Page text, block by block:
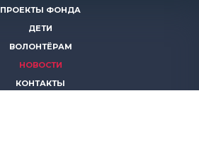
ПРОЕКТЫ ФОНДА
ДЕТИ
ВОЛОНТЁРАМ
НОВОСТИ
КОНТАКТЫ